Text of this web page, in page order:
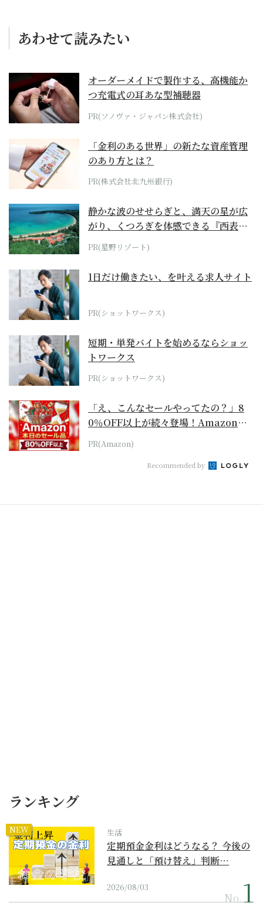
あわせて読みたい
オーダーメイドで製作する、高機能か
つ充電式の耳あな型補聴器
PR(ソノヴァ・ジャパン株式会社)
「金利のある世界」の新たな資産管理
のあり方とは？
PR(株式会社北九州銀行)
静かな波のせせらぎと、満天の星が広
がり、くつろぎを体感できる『西表島
ホテル by...
PR(星野リゾート)
1日だけ働きたい、を叶える求人サイト
PR(ショットワークス)
短期・単発バイトを始めるならショッ
トワークス
PR(ショットワークス)
「え、こんなセールやってたの？」8
0％OFF以上が続々登場！Amazonの
本気が...
PR(Amazon)
Recommended by
ランキング
NEW 生活
定期預金金利はどうなる？ 今後の
見通しと「預け替え」判断…
2026/08/03
No.